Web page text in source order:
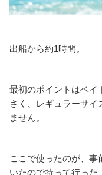
出船から約1時間。
最初のポイントはベイ
さく、レギュラーサイ
ません。
ここで使ったのが、事
いたので持って行った